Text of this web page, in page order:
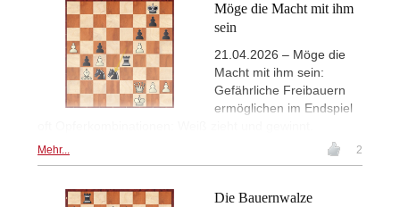
Möge die Macht mit ihm
sein
21.04.2026 – Möge die
Macht mit ihm sein:
Gefährliche Freibauern
ermöglichen im Endspiel
Mehr... 2
Die Bauernwalze